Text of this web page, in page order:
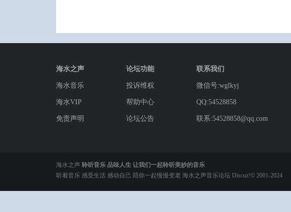
海水之声
海水音乐
海水VIP
免责声明
论坛功能
投诉维权
帮助中心
论坛公告
联系我们
微信号:wglkyj
QQ:54528858
联系:54528858@qq.com
海水之声 聆听音乐 品味人生 让我们一起聆听美妙的音乐
听着音乐 感受生活 感动自己 陪你一起慢慢变老 海水之声音乐论坛 Discuz!© 2001-2024